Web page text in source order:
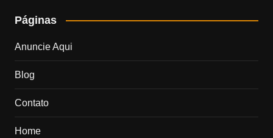
Páginas
Anuncie Aqui
Blog
Contato
Home